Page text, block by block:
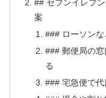
## セブンイレブ
案
### ローソン
### 郵便局の
る
### 宅急便で